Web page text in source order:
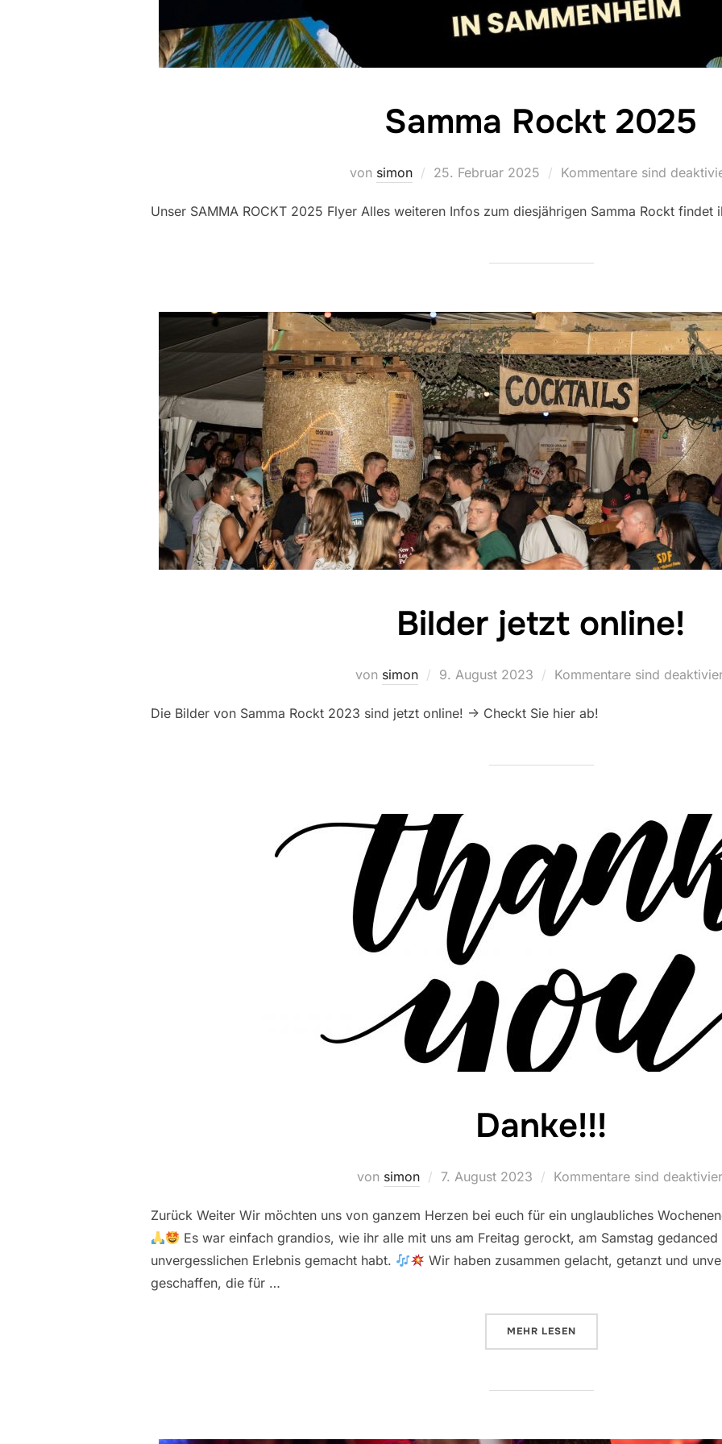
Samma Rockt 2025
von simon
Veröffentlicht
25. Februar 2025 Kommentare sind
Unser SAMMA ROCKT 2025 Flyer Alles weiteren Infos zum diesjährigen Samma Rockt findet
Bilder jetzt online!
von simon
Veröffentlicht
9. August 2023 Kommentare sind
Die Bilder von Samma Rockt 2023 sind jetzt online! -> Checkt Sie hier ab!
Danke!!!
von simon
Veröffentlicht
7. August 2023 Kommentare sind
Zurück Weiter Wir möchten uns von ganzem Herzen bei euch für ein unglaubliches
Es war einfach grandios, wie ihr alle mit uns am Freitag gerockt, am Samstag
unvergesslichen Erlebnis gemacht habt.
Wir haben zusammen gelacht, getanzt und
geschaffen, die für …
MEHR ÜBER „DANKE!!!“
LESEN